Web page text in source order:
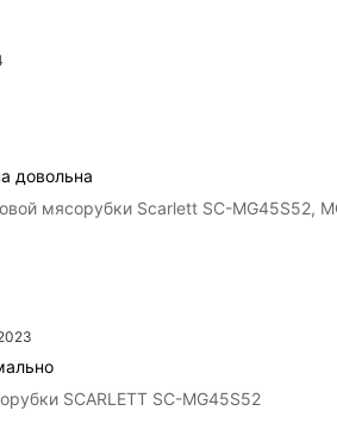
довольна
мясорубки Scarlett SC-MG45S52,
SCARLETT SC-MG45S52